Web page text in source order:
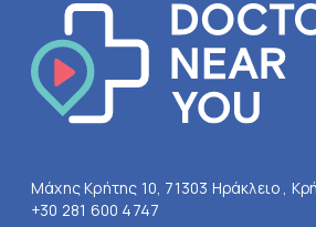
Μάχης Κρήτης 10, 71303 Ηράκλειο ,
+30 281 600 4747